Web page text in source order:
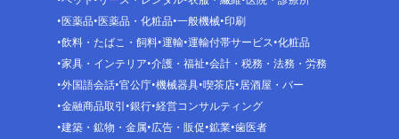
医薬品 医薬品・化粧品 一般機械 印刷
飲料・たばこ・飼料 運輸 運輸付帯サービス 化粧品
家具・インテリア 介護・福祉 会計・税務・法務・労務
外国語会話 官公庁 機械器具 喫茶店 居酒屋・バー
金融商品取引 銀行 経営コンサルティング
建築・鉱物・金属 広告・販促 鉱業 歯医者